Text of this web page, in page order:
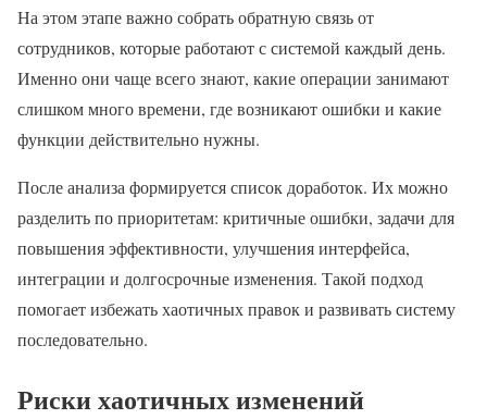
На этом этапе важно собрать обратную связь от
сотрудников, которые работают с системой каждый день.
Именно они чаще всего знают, какие операции занимают
слишком много времени, где возникают ошибки и какие
функции действительно нужны.
После анализа формируется список доработок. Их можно
разделить по приоритетам: критичные ошибки, задачи для
повышения эффективности, улучшения интерфейса,
интеграции и долгосрочные изменения. Такой подход
помогает избежать хаотичных правок и развивать систему
последовательно.
Риски хаотичных изменений